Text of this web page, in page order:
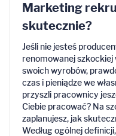
Marketing
skutecznie?
Jeśli nie jesteś
renomowanej
swoich wyrobów,
czas i pieniądze we
przyszli pracownicy
Ciebie pracować? Na
zaplanujesz, jak
Według ogólnej